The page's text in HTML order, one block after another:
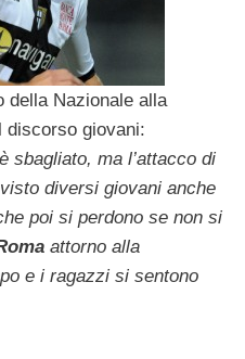
della Nazionale alla
discorso giovani:
sbagliato, ma l’attacco di
diversi giovani anche
poi si perdono se non si
attorno alla
e i ragazzi si sentono